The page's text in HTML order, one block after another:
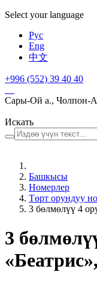
Select your language
Рус
Eng
中文
+996 (552) 39 40 40
Сары-Ой а., Чолпон-
Искать
Башкысы
Номерлер
Төрт орундуу
3 бөлмөлүү 4
3